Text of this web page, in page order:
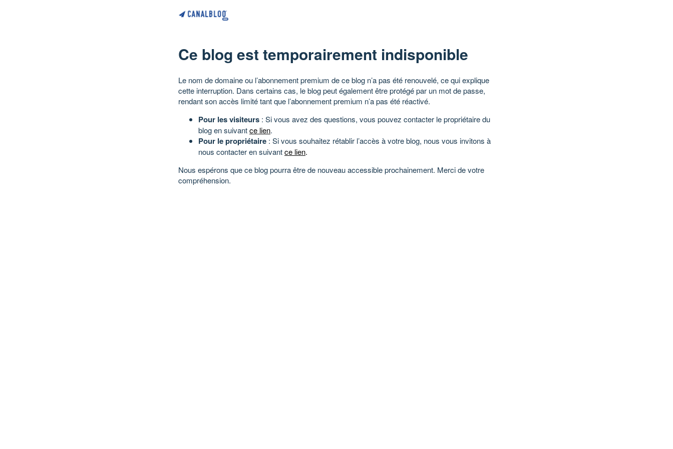
Ce blog est temporairement indisponible
Le nom de domaine ou l’abonnement premium de ce blog n’a pas été renouvelé, ce qui explique
cette interruption. Dans certains cas, le blog peut également être protégé par un mot de passe,
rendant son accès limité tant que l’abonnement premium n’a pas été réactivé.
Pour les visiteurs : Si vous avez des questions, vous pouvez contacter le propriétaire du
blog en suivantce lien.
Pour le propriétaire : Si vous souhaitez rétablir l’accès à votre blog, nous vous invitons à
nous contacter en suivantce lien.
Nous espérons que ce blog pourra être de nouveau accessible prochainement. Merci de votre
compréhension.